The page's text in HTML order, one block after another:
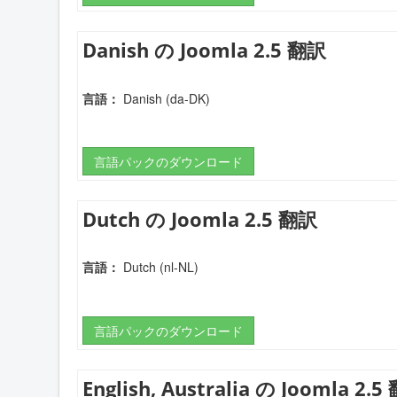
Danish の Joomla 2.5 翻訳
言語： Danish (da-DK)
言語パックのダウンロード
Dutch の Joomla 2.5 翻訳
言語： Dutch (nl-NL)
言語パックのダウンロード
English, Australia の Joomla 2.5